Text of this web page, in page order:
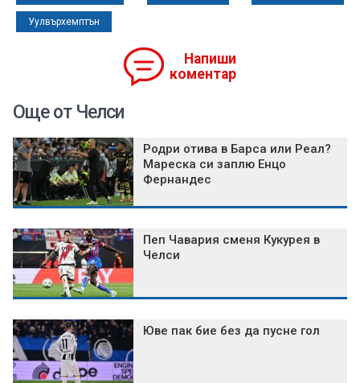
Уулвърхемптън
Напиши
коментар
Още от Челси
Родри отива в Барса или Реал?
Мареска си заплю Енцо
Фернандес
Пеп Чавария сменя Кукурея в
Челси
Юве пак бие без да пусне гол